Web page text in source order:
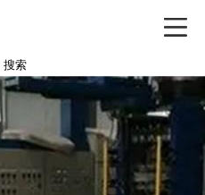
搜索